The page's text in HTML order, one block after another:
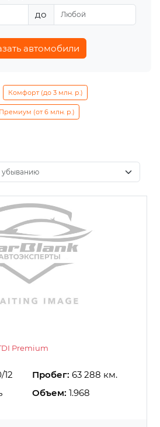
до
автомобили
Комфорт (до 3 млн. р.)
Премиум (от 6 млн. р.)
Premium
12 Пробег: 63 288 км.
Объем: 1.968